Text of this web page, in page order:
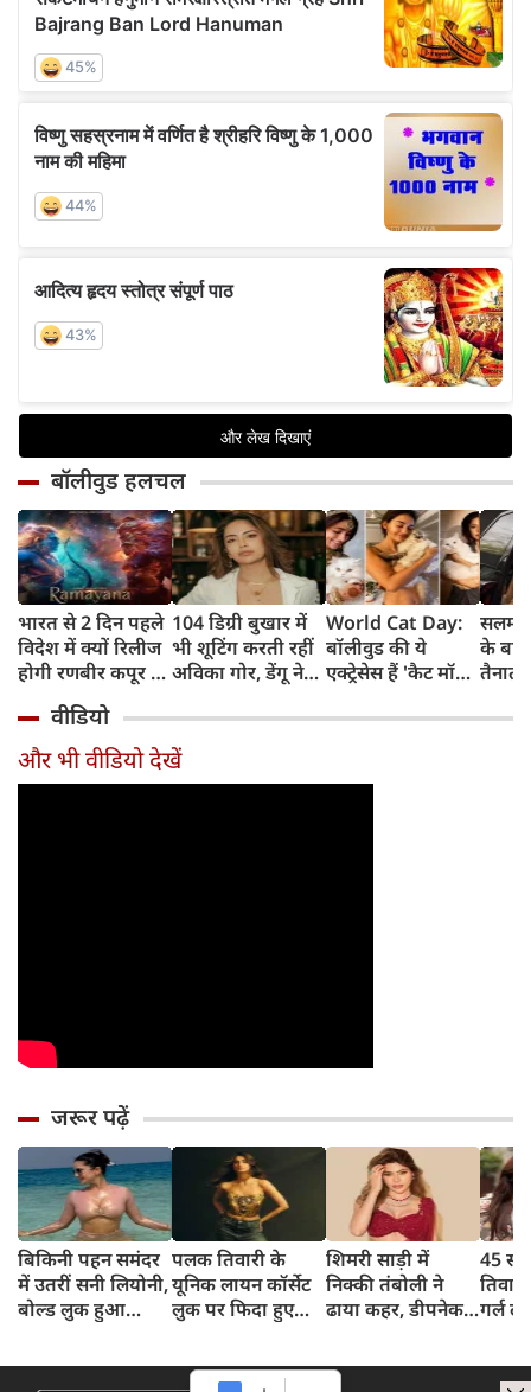
बॉलीवुड हलचल
भारत से 2 दिन पहले
विदेश में क्यों रिलीज
होगी रणबीर कपूर की
मल्होत्रा ने बताया
रिलीज प्लान
104 डिग्री बुखार में
भी शूटिंग करती रहीं
अविका गोर, डेंगू ने
अस्पताल में भर्ती
World Cat Day:
बॉलीवुड की ये
एक्ट्रेसेस हैं 'कैट मॉम',
प्यार
के
तैनात
वीडियो
और भी वीडियो देखें
जरूर पढ़ें
बिकिनी पहन समंदर
में उतरीं सनी लियोनी,
बोल्ड लुक हुआ
पलक तिवारी के
यूनिक लायन कॉर्सेट
लुक पर फिदा हुए
शिमरी साड़ी में
निक्की तंबोली ने
ढाया कहर, डीपनेक
45
गर्ल